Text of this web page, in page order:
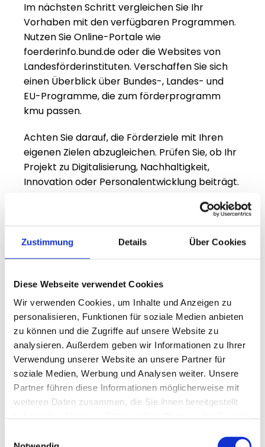
Zustimmung Details Über Cookies
Diese Webseite verwendet Cookies
Wir verwenden Cookies, um Inhalte und Anzeigen zu
personalisieren, Funktionen für soziale Medien anbieten
zu können und die Zugriffe auf unsere Website zu
analysieren. Außerdem geben wir Informationen zu Ihrer
Verwendung unserer Website an unsere Partner für
soziale Medien, Werbung und Analysen weiter. Unsere
Partner führen diese Informationen möglicherweise mit
weiteren Daten zusammen, die Sie ihnen bereitgestellt
Im nächsten Schritt vergleichen Sie Ihr
Vorhaben mit den verfügbaren Programmen.
Nutzen Sie Online-Portale wie
foerderinfo.bund.de oder die Websites von
Landesförderinstituten. Verschaffen Sie sich
einen Überblick über Bundes-, Landes- und
EU-Programme, die zum förderprogramm
kmu passen.
Achten Sie darauf, die Förderziele mit Ihren
eigenen Zielen abzugleichen. Prüfen Sie, ob Ihr
Projekt zu Digitalisierung, Nachhaltigkeit,
Innovation oder Personalentwicklung beiträgt.
Fördermittel-Datenbanken
Branchenverbände und Kammern
Eine sorgfältige Recherche erhöht die
Chancen, ein optimal passendes
förderprogramm kmu zu identifizieren.
3. Voraussetzungen und
Bedingungen prüfen
Unternehmen geeignet. Prüfen Sie daher die